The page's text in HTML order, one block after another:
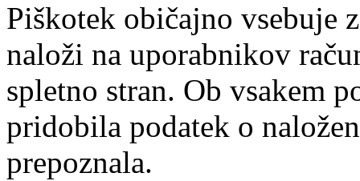
Piškotek običajno vsebuje
naloži na uporabnikov
spletno stran. Ob vsakem
pridobila podatek o
prepoznala.